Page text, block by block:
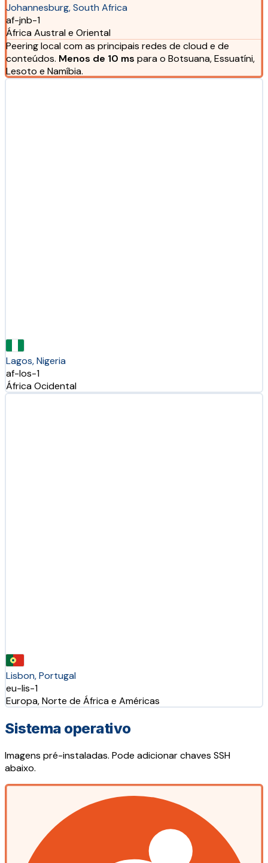
Johannesburg, South Africa
af-jnb-1
África Austral e Oriental
Peering local com as principais redes de cloud e de
conteúdos. Menos de 10 ms para o Botsuana, Essuatíni,
Lesoto e Namíbia.
Lagos, Nigeria
af-los-1
África Ocidental
Lisbon, Portugal
eu-lis-1
Europa, Norte de África e Américas
Sistema operativo
Imagens pré-instaladas. Pode adicionar chaves SSH
abaixo.